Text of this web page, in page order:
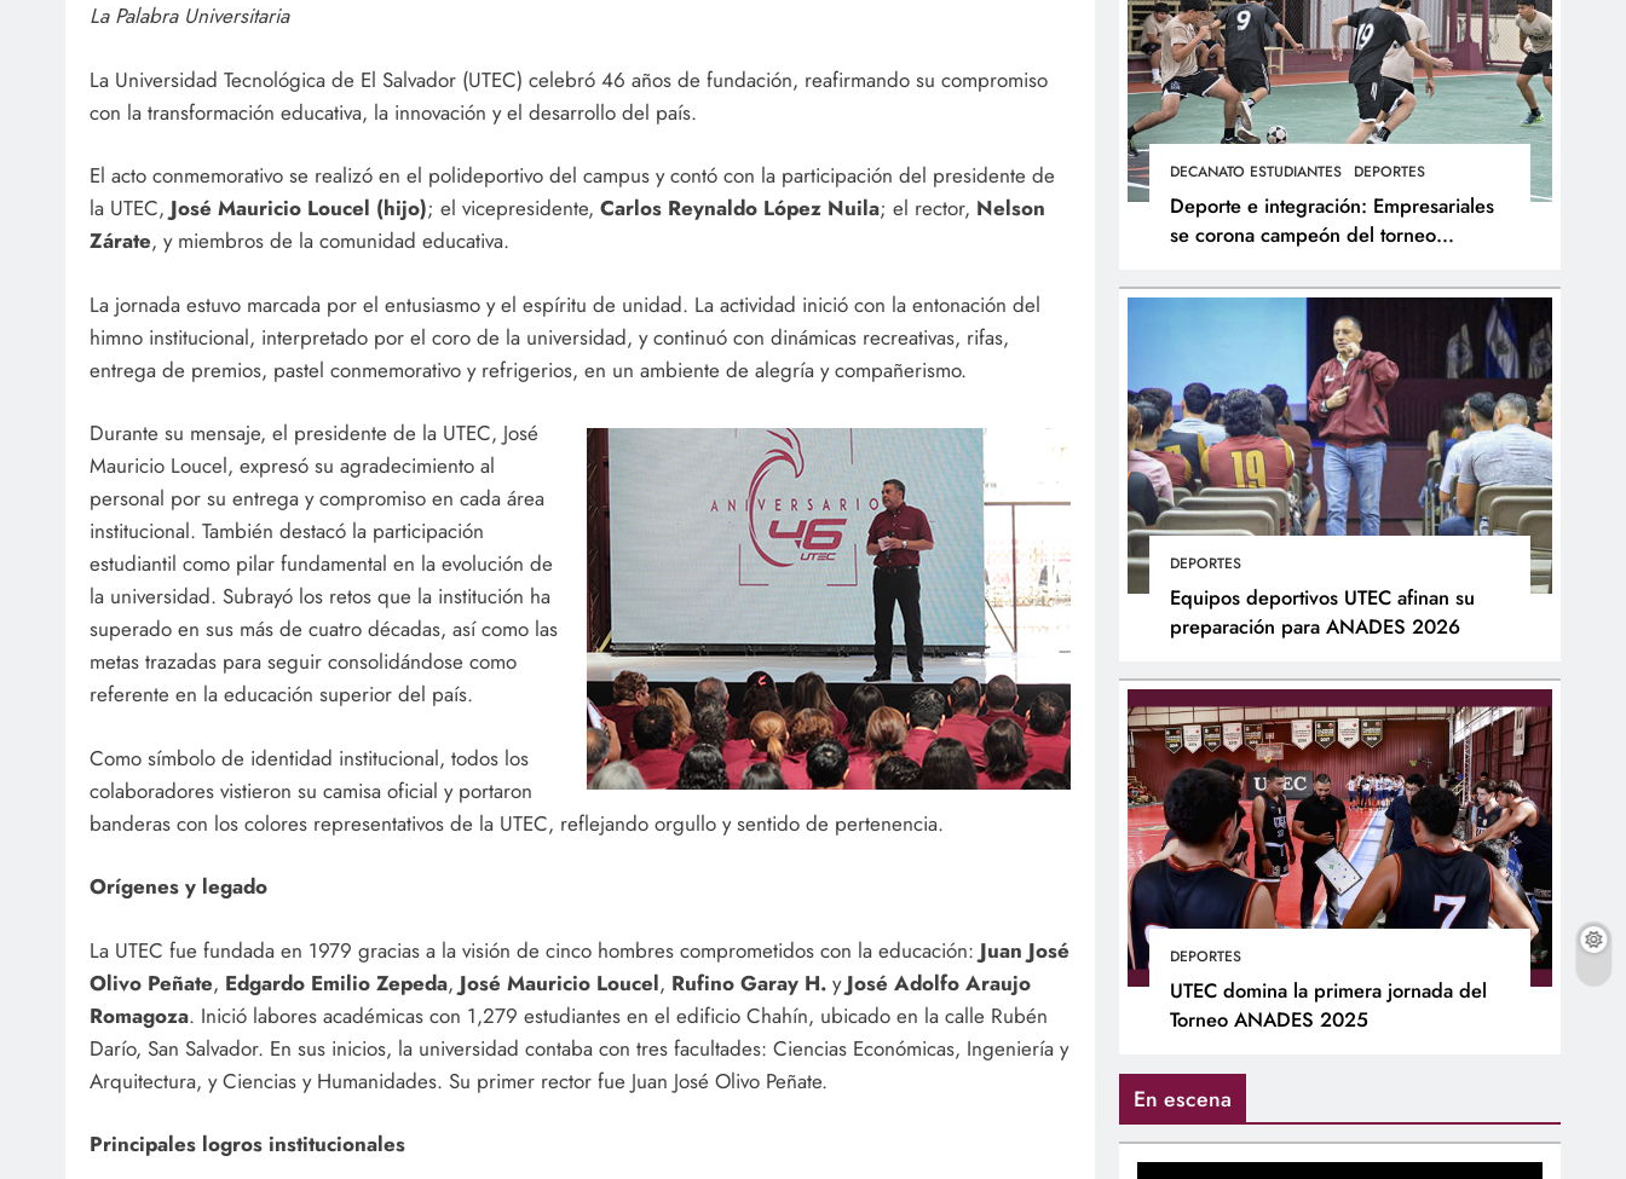
La Palabra Universitaria
La Universidad Tecnológica de El Salvador (UTEC) celebró 46 años de fundación, reafirmando su compromiso
con la transformación educativa, la innovación y el desarrollo del país.
El acto conmemorativo se realizó en el polideportivo del campus y contó con la participación del presidente de
la UTEC, José Mauricio Loucel (hijo); el vicepresidente, Carlos Reynaldo López Nuila; el rector, Nelson
Zárate, y miembros de la comunidad educativa.
La jornada estuvo marcada por el entusiasmo y el espíritu de unidad. La actividad inició con la entonación del
himno institucional, interpretado por el coro de la universidad, y continuó con dinámicas recreativas, rifas,
entrega de premios, pastel conmemorativo y refrigerios, en un ambiente de alegría y compañerismo.
Durante su mensaje, el presidente de la UTEC, José
Mauricio Loucel, expresó su agradecimiento al
personal por su entrega y compromiso en cada área
institucional. También destacó la participación
estudiantil como pilar fundamental en la evolución de
la universidad. Subrayó los retos que la institución ha
superado en sus más de cuatro décadas, así como las
metas trazadas para seguir consolidándose como
referente en la educación superior del país.
Como símbolo de identidad institucional, todos los
colaboradores vistieron su camisa oficial y portaron
banderas con los colores representativos de la UTEC, reflejando orgullo y sentido de pertenencia.
Orígenes y legado
La UTEC fue fundada en 1979 gracias a la visión de cinco hombres comprometidos con la educación: Juan José
Olivo Peñate, Edgardo Emilio Zepeda, José Mauricio Loucel, Rufino Garay H. y José Adolfo Araujo
Romagoza. Inició labores académicas con 1,279 estudiantes en el edificio Chahín, ubicado en la calle Rubén
Darío, San Salvador. En sus inicios, la universidad contaba con tres facultades: Ciencias Económicas, Ingeniería y
Arquitectura, y Ciencias y Humanidades. Su primer rector fue Juan José Olivo Peñate.
Principales logros institucionales
DECANATO ESTUDIANTES DEPORTES
Deporte e integración: Empresariales
se corona campeón del torneo
DEPORTES
Equipos deportivos UTEC afinan su
preparación para ANADES 2026
DEPORTES
UTEC domina la primera jornada del
Torneo ANADES 2025
En escena